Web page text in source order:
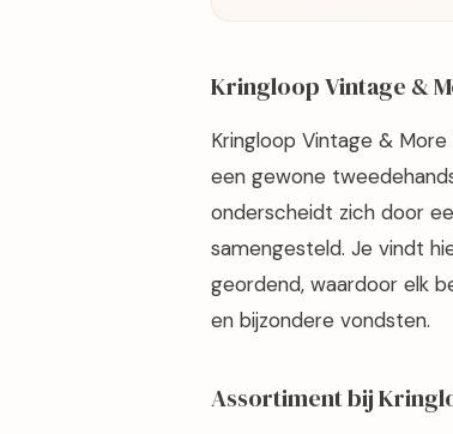
Kringloop Vintage &
Kringloop Vintage &
een gewone
onderscheidt zich door
samengesteld. Je vindt
geordend, waardoor elk
en bijzondere vondsten.
Assortiment bij